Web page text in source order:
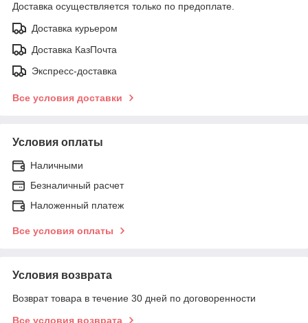
Доставка осуществляется только по предоплате.
Доставка курьером
Доставка КазПочта
Экспресс-доставка
Все условия доставки
Условия оплаты
Наличными
Безналичный расчет
Наложенный платеж
Все условия оплаты
Условия возврата
Возврат товара в течение 30 дней по договоренности
Все условия возврата